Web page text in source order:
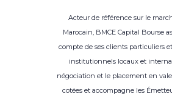
Acteur de référence sur le
Marocain, BMCE Capital Bourse
compte de ses clients particuliers
institutionnels locaux et
négociation et le placement en
cotées et accompagne les